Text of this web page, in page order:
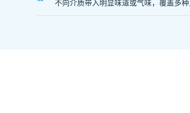
不向介质带入明显味道或气味，覆盖多